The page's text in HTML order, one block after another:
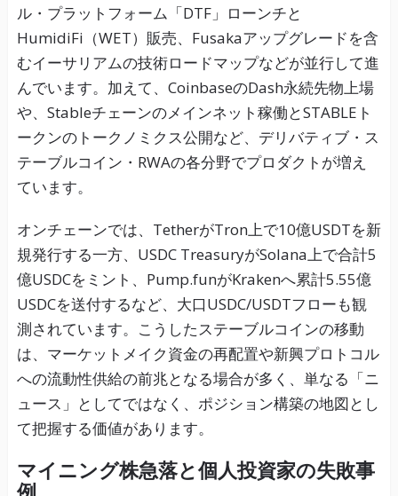
ル・プラットフォーム「DTF」ローンチと
HumidiFi（WET）販売、Fusakaアップグレードを含
むイーサリアムの技術ロードマップなどが並行して進
んでいます。加えて、CoinbaseのDash永続先物上場
や、Stableチェーンのメインネット稼働とSTABLEト
ークンのトークノミクス公開など、デリバティブ・ス
テーブルコイン・RWAの各分野でプロダクトが増え
ています。
オンチェーンでは、TetherがTron上で10億USDTを新
規発行する一方、USDC TreasuryがSolana上で合計5
億USDCをミント、Pump.funがKrakenへ累計5.55億
USDCを送付するなど、大口USDC/USDTフローも観
測されています。こうしたステーブルコインの移動
は、マーケットメイク資金の再配置や新興プロトコル
への流動性供給の前兆となる場合が多く、単なる「ニ
ュース」としてではなく、ポジション構築の地図とし
て把握する価値があります。
マイニング株急落と個人投資家の失敗事